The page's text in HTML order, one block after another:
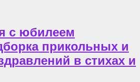
с юбилеем
прикольных и
в стихах и